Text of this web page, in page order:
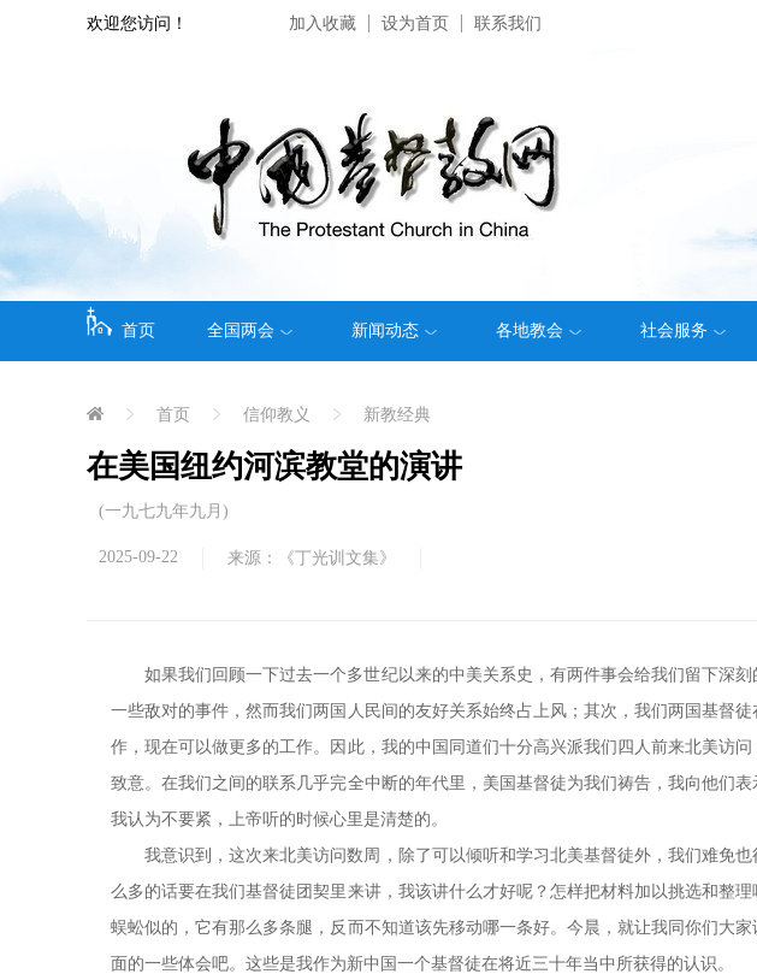
欢迎您访问！ 加入收藏 设为首页 联系我们
首页 全国两会 新闻动态 各地教会 社会服务
首页 信仰教义 新教经典
在美国纽约河滨教堂的演讲
(一九七九年九月)
2025-09-22 来源：《丁光训文集》
如果我们回顾一下过去一个多世纪以来的中美关系史，有两件事会给我们留下深
一些敌对的事件，然而我们两国人民间的友好关系始终占上风；其次，我们两国基督
作，现在可以做更多的工作。因此，我的中国同道们十分高兴派我们四人前来北美访
致意。在我们之间的联系几乎完全中断的年代里，美国基督徒为我们祷告，我向他们
我认为不要紧，上帝听的时候心里是清楚的。
我意识到，这次来北美访问数周，除了可以倾听和学习北美基督徒外，我们难免
么多的话要在我们基督徒团契里来讲，我该讲什么才好呢？怎样把材料加以挑选和整
蜈蚣似的，它有那么多条腿，反而不知道该先移动哪一条好。今晨，就让我同你们大
面的一些体会吧。这些是我作为新中国一个基督徒在将近三十年当中所获得的认识。